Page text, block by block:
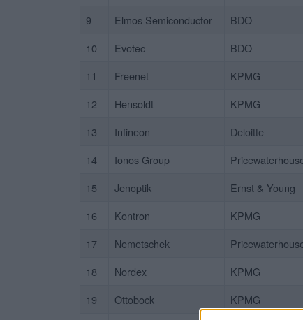
9
Elmos Semiconductor BDO
10
Evotec BDO
11
Freenet KPMG
12
Hensoldt KPMG
13
Infineon Deloitte
14
Ionos Group
15
Jenoptik Ernst & Young
16
Kontron KPMG
17
Nemetschek
18
Nordex KPMG
19
Ottobock KPMG